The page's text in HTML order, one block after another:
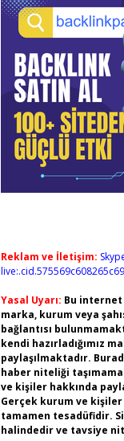
Reklam ve İletişim:
live:.cid.575569c608265c69
Yasal Uyarı: Bu
marka, kurum veya
bağlantısı
kendi hazırladığımız
paylaşılmaktadır.
haber niteliği
ve kişiler hakkında
Gerçek kurum ve
tamamen tesadüfidir.
halindedir ve tavsiye